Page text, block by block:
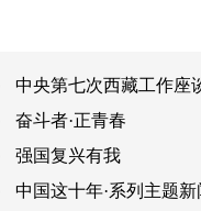
中央第七次西藏工作座
奋斗者·正青春
强国复兴有我
中国这十年·系列主题